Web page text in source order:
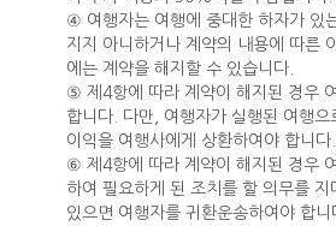
④ 여행자는 여행에 중대한 하자가 있
지지 아니하거나 계약의 내용에 따른
에는 계약을 해지할 수 있습니다.
⑤ 제4항에 따라 계약이 해지된 경우
합니다. 다만, 여행자가 실행된 여행
이익을 여행사에게 상환하여야 합니다.
⑥ 제4항에 따라 계약이 해지된 경우
하여 필요하게 된 조치를 할 의무를
있으면 여행자를 귀환운송하여야 합